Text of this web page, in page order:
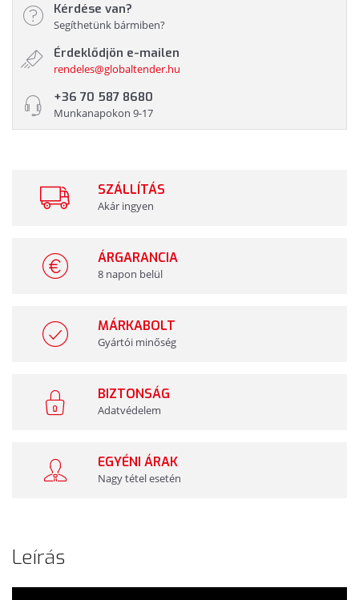
Kérdése van?
Segíthetünk bármiben?
Érdeklődjön e-mailen
rendeles@globaltender.hu
+36 70 587 8680
Munkanapokon 9-17
SZÁLLÍTÁS
Akár ingyen
ÁRGARANCIA
8 napon belül
MÁRKABOLT
Gyártói minőség
BIZTONSÁG
Adatvédelem
EGYÉNI ÁRAK
Nagy tétel esetén
Leírás